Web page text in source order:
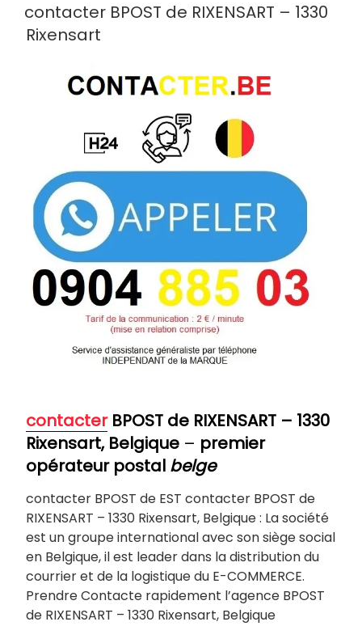
contacter BPOST de RIXENSART – 1330
Rixensart
contacterBPOST de RIXENSART – 1330
Rixensart, Belgique – premier
opérateur postal belge
contacter BPOST de EST contacter BPOST de
RIXENSART – 1330 Rixensart, Belgique : La société
est un groupe international avec son siège social
en Belgique, il est leader dans la distribution du
courrier et de la logistique du E-COMMERCE.
Prendre Contacte rapidement l’agence BPOST
de RIXENSART – 1330 Rixensart, Belgique